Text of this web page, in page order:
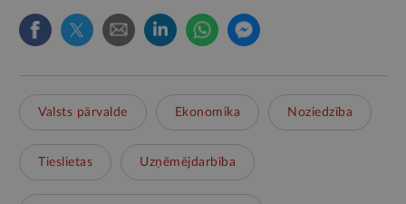
Valsts pārvalde Ekonomika Noziedzība
Tieslietas Uzņēmējdarbība